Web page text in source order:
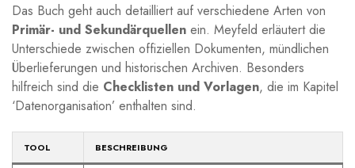
Das Buch geht⁤ auch detailliert auf verschiedene Arten von‍
Primär- und‍ Sekundärquellen ‌ein.‌ Meyfeld erläutert die
Unterschiede⁢ zwischen offiziellen Dokumenten, mündlichen
Überlieferungen und historischen Archiven. Besonders
hilfreich sind die Checklisten und Vorlagen, die im Kapitel
‘Datenorganisation’ enthalten sind.
TOOL BESCHREIBUNG